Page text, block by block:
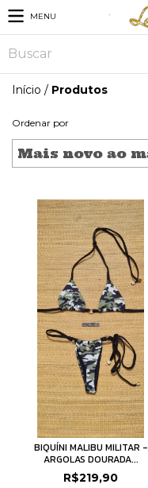
MENU
Início / Produtos
Ordenar por
BIQUÍNI MALIBU MILITAR -
ARGOLAS DOURADA...
R$219,90